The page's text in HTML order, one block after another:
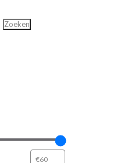
Zoeken